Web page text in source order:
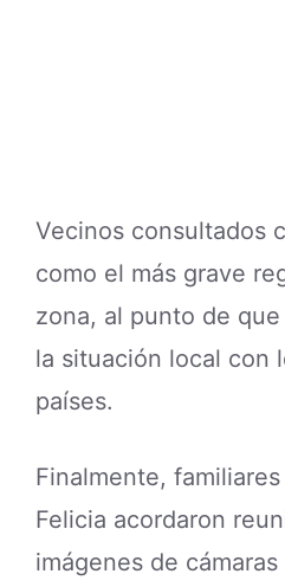
Vecinos consultados
como el más grave
zona, al punto de
la situación local con
países.
Finalmente,
Felicia acordaron
imágenes de